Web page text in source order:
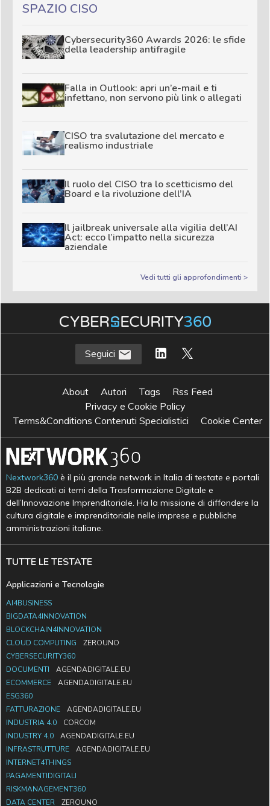
SPAZIO CISO
Cybersecurity360 Awards 2026: le sfide
della leadership antifragile
Falla in Outlook: apri un’e-mail e ti
infettano, non servono più link o allegati
CISO tra svalutazione del mercato e
realismo industriale
Il ruolo del CISO tra lo scetticismo del
Board e la rivoluzione dell’IA
Il jailbreak universale alla vigilia dell’AI
Act: ecco l’impatto nella sicurezza
aziendale
Vedi tutti gli approfondimenti >
Seguici
About Autori Tags
Rss Feed
Privacy e Cookie Policy
Terms&Conditions Contenuti Specialistici
Cookie Center
Nextwork360 è il più grande network in Italia di testate e portali
B2B dedicati ai temi della Trasformazione Digitale e
dell’Innovazione Imprenditoriale. Ha la missione di diffondere la
cultura digitale e imprenditoriale nelle imprese e pubbliche
amministrazioni italiane.
TUTTE LE TESTATE
Applicazioni e Tecnologie
AI4BUSINESS
BIGDATA4INNOVATION
BLOCKCHAIN4INNOVATION
CLOUD COMPUTING
ZEROUNO
CYBERSECURITY360
DOCUMENTI
AGENDADIGITALE.EU
ECOMMERCE
AGENDADIGITALE.EU
ESG360
FATTURAZIONE
AGENDADIGITALE.EU
INDUSTRIA 4.0
CORCOM
INDUSTRY 4.0
AGENDADIGITALE.EU
INFRASTRUTTURE
AGENDADIGITALE.EU
INTERNET4THINGS
PAGAMENTIDIGITALI
RISKMANAGEMENT360
DATA CENTER
ZEROUNO